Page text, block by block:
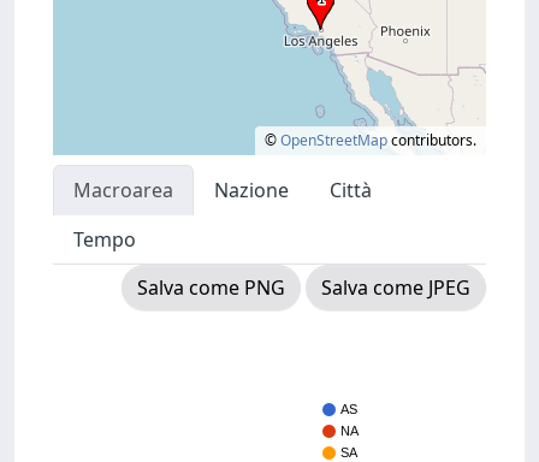
©OpenStreetMapcontributors.
Macroarea Nazione
Città
Tempo
Salva come PNG
Salva come JPEG
AS
NA
SA